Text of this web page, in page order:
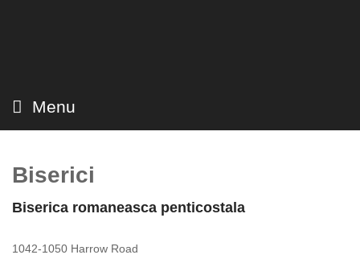
Menu
Biserici
Biserica romaneasca penticostala
1042-1050 Harrow Road